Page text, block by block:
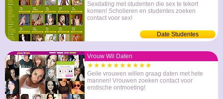
Sexdating met studenten die sex te tekort
komen! Scholieren en studentes zoeken
contact voor sex!
Date Studentes
Vrouw Wil Daten
★★★★★★★★★★
Geile vrouwen willen graag daten met hete
mannen! Vrouwen zoeken contact voor
erotische ontmoeting!